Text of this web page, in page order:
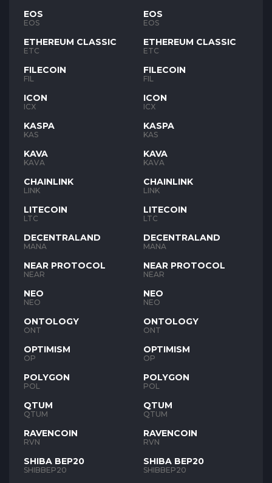
EOS
EOS
ETHEREUM CLASSIC
ETC
FILECOIN
FIL
ICON
ICX
KASPA
KAS
KAVA
KAVA
CHAINLINK
LINK
LITECOIN
LTC
DECENTRALAND
MANA
NEAR PROTOCOL
NEAR
NEO
NEO
ONTOLOGY
ONT
OPTIMISM
OP
POLYGON
POL
QTUM
QTUM
RAVENCOIN
RVN
SHIBA BEP20
SHIBBEP20
EOS
EOS
ETHEREUM CLASSIC
ETC
FILECOIN
FIL
ICON
ICX
KASPA
KAS
KAVA
KAVA
CHAINLINK
LINK
LITECOIN
LTC
DECENTRALAND
MANA
NEAR PROTOCOL
NEAR
NEO
NEO
ONTOLOGY
ONT
OPTIMISM
OP
POLYGON
POL
QTUM
QTUM
RAVENCOIN
RVN
SHIBA BEP20
SHIBBEP20